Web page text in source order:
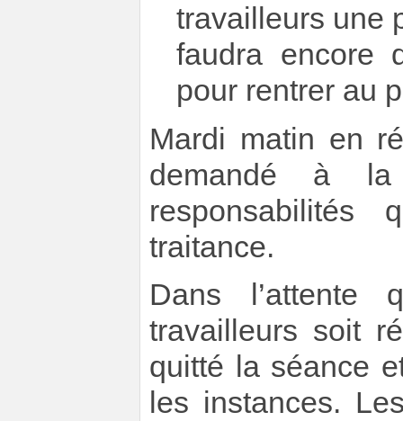
travailleurs une
faudra encore
pour rentrer au
Mardi matin en
demandé à
traitance.
Dans l’attente
travailleurs soit
quitté la séance
les instances.